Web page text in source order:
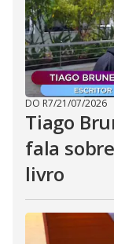
DO R7/21/07/2026
Tiago
fala
livro